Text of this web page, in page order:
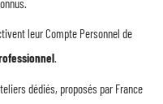
leur Compte Personnel de
.
dédiés, proposés par France